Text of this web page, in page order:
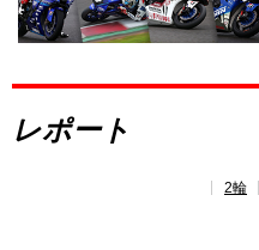
全日本ロードレース選手
レポート
速報
レポート
2輪